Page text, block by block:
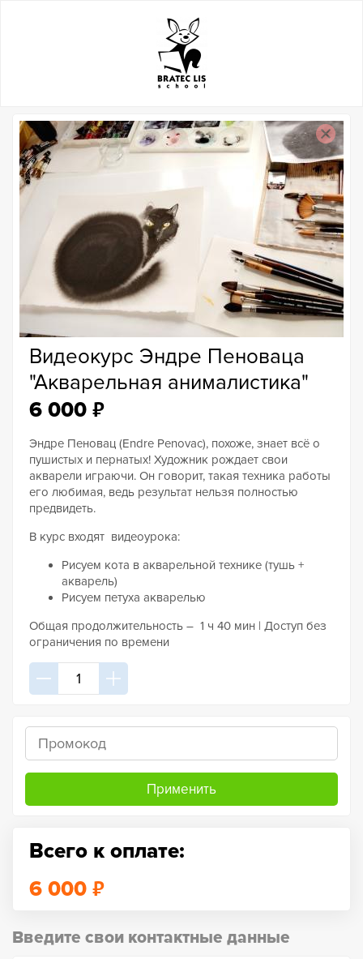
Видеокурс Эндре Пеноваца
"Акварельная анималистика"
6 000 ₽
Эндре Пеновац (Endre Penovac), похоже, знает всё о
пушистых и пернатых! Художник рождает свои
акварели играючи. Он говорит, такая техника работы
его любимая, ведь результат нельзя полностью
предвидеть.
В курс входят видеоурока:
Рисуем кота в акварельной технике (тушь +
акварель)
Рисуем петуха акварелью
Общая продолжительность – 1 ч 40 мин | Доступ без
ограничения по времени
Применить
Всего к оплате:
6 000 ₽
Введите свои контактные данные